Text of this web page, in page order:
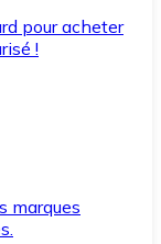
pour acheter
!
marques